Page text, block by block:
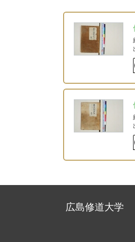
広島修道大学